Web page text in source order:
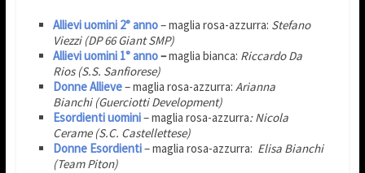
Allievi uomini 2° anno– maglia rosa-azzurra: Stefano
Viezzi (DP 66 Giant SMP)
Allievi uomini 1° anno–maglia bianca: Riccardo Da
Rios (S.S. Sanfiorese)
Donne Allieve– maglia rosa-azzurra: Arianna
Bianchi (Guerciotti Development)
Esordienti uomini– maglia rosa-azzurra: Nicola
Cerame (S.C. Castellettese)
Donne Esordienti– maglia rosa-azzurra: Elisa Bianchi
(Team Piton)